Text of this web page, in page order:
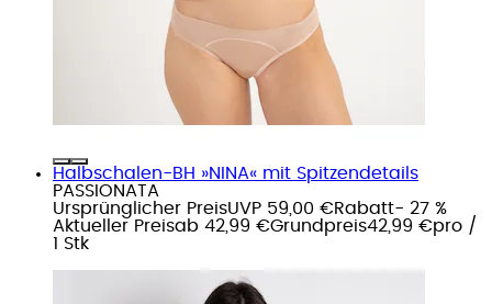
Halbschalen-BH »NINA« mit Spitzendetails
PASSIONATA
Ursprünglicher PreisUVP 59,00 €Rabatt- 27 %
Aktueller Preisab 42,99 €Grundpreis42,99 €pro /
1 Stk